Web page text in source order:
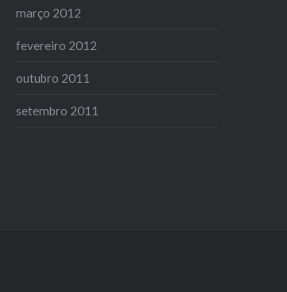
março 2012
fevereiro 2012
outubro 2011
setembro 2011